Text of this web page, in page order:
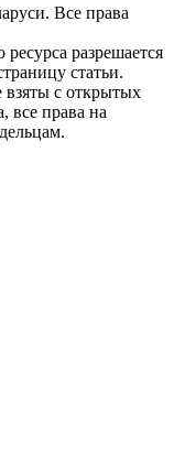
Все права
разрешается
статьи.
взяты с открытых
все права на